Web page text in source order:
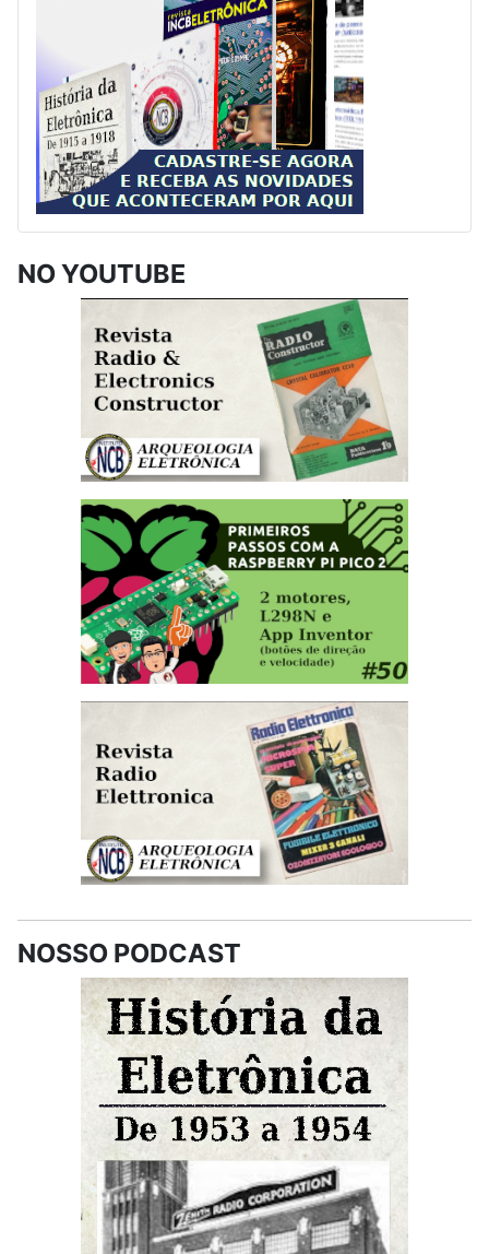
NO YOUTUBE
NOSSO PODCAST